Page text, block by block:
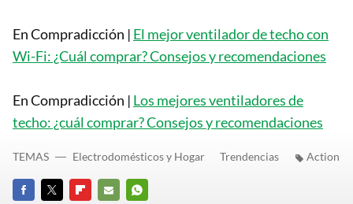
En Compradicción | El mejor ventilador de techo con
Wi-Fi: ¿Cuál comprar? Consejos y recomendaciones
En Compradicción | Los mejores ventiladores de
techo: ¿cuál comprar? Consejos y recomendaciones
TEMAS Electrodomésticos y Hogar Trendencias Action